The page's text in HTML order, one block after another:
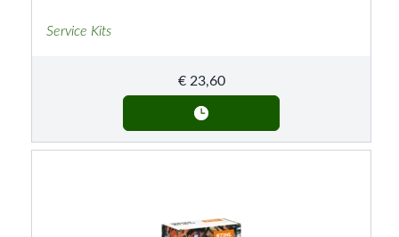
Service Kits
€23,60